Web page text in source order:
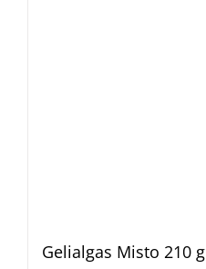
Gelialgas Misto 210 g